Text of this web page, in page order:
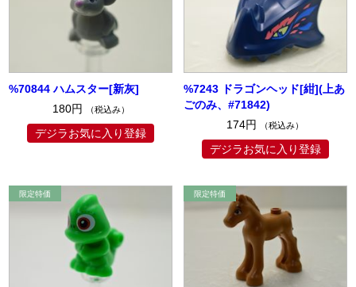
%70844 ハムスター[新灰]
180円
（税込み）
デジラお気に入り登録
%7243 ドラゴンヘッド[紺](上あ
ごのみ、#71842)
174円
（税込み）
デジラお気に入り登録